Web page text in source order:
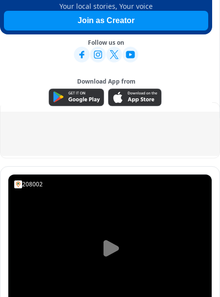
Your local stories, Your voice
Join as Creator
Follow us on
Download App from
ADVERTISEMENT
208002